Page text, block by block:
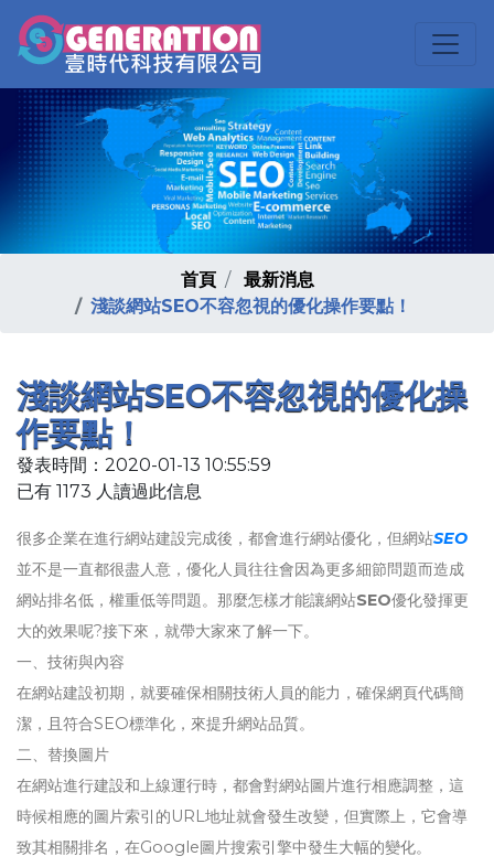
首頁
最新消息
淺談網站SEO不容忽視的優化操作要點！
淺談網站SEO不容忽視的優化操
作要點！
發表時間：2020-01-13 10:55:59
已有 1173 人讀過此信息
很多企業在進行網站建設完成後，都會進行網站優化，但網站SEO
並不是一直都很盡人意，優化人員往往會因為更多細節問題而造成
網站排名低，權重低等問題。那麼怎樣才能讓網站SEO優化發揮更
大的效果呢?接下來，就帶大家來了解一下。
一、技術與內容
在網站建設初期，就要確保相關技術人員的能力，確保網頁代碼簡
潔，且符合SEO標準化，來提升網站品質。
二、替換圖片
在網站進行建設和上線運行時，都會對網站圖片進行相應調整，這
時候相應的圖片索引的URL地址就會發生改變，但實際上，它會導
致其相關排名，在Google圖片搜索引擎中發生大幅的變化。